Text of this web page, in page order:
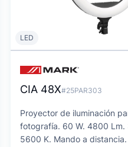
LED
CIA 48X#25PAR303
Proyector de iluminación
fotografía. 60 W. 4800 Lm.
5600 K. Mando a distancia.